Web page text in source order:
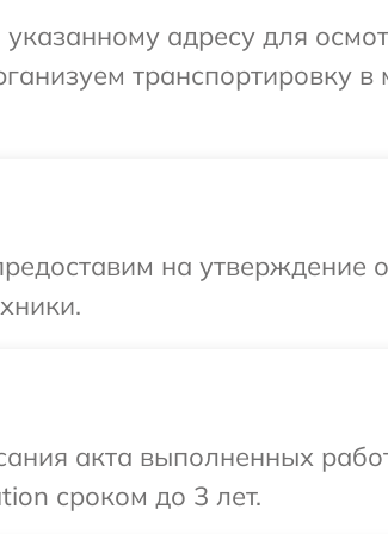
адресу для
транспортировку
на утверждение
акта выполненных
сроком до 3 лет.